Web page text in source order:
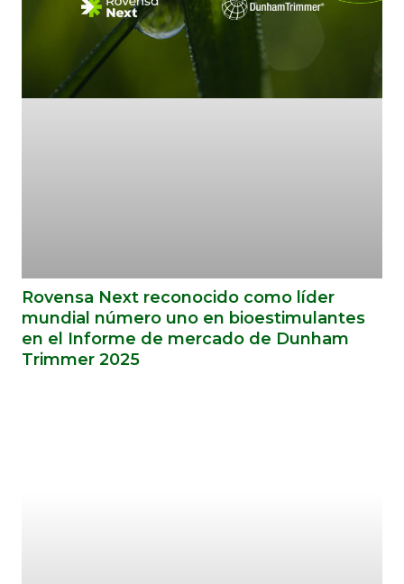
Rovensa Next reconocido como líder
mundial número uno en bioestimulantes
en el Informe de mercado de Dunham
Trimmer 2025